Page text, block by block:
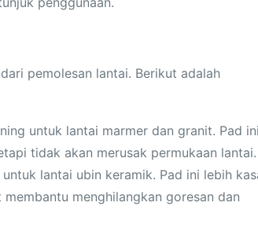
pemolesan lantai. Berikut adalah
untuk lantai marmer dan granit. Pad
tidak akan merusak permukaan lantai.
lantai ubin keramik. Pad ini lebih
menghilangkan goresan dan